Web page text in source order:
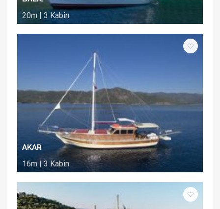
20m | 3 Kabin
AKAR
16m | 3 Kabin